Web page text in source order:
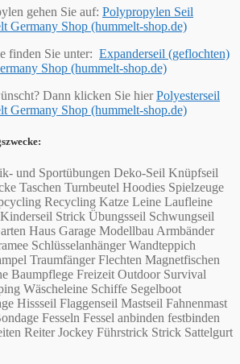
gehen Sie auf: Polypropylen Seil
Germany Shop (hummelt-shop.de)
finden Sie unter: Expanderseil (geflochten)
Shop (hummelt-shop.de)
Dann klicken Sie hierPolyesterseil
Germany Shop (hummelt-shop.de)
und Sportübungen Deko-Seil Knüpfseil
Taschen Turnbeutel Hoodies Spielzeuge
Recycling Katze Leine Laufleine
Strick Übungsseil Schwungseil
Haus Garage Modellbau Armbänder
Schlüsselanhänger Wandteppich
Traumfänger Flechten Magnetfischen
Baumpflege Freizeit Outdoor Survival
Wäscheleine Schiffe Segelboot
Hissseil Flaggenseil Mastseil Fahnenmast
Fesseln Fessel anbinden festbinden
Reiter Jockey Führstrick Strick Sattelgurt